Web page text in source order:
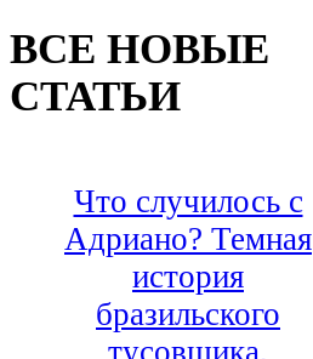
ВСЕ НОВЫЕ
СТАТЬИ
Что случилось с
Адриано? Темная
история
бразильского